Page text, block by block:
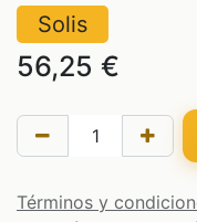
Solis
56,25 €
Términos y